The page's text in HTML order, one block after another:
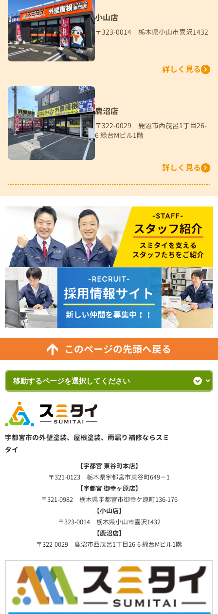
小山店
〒323-0014 栃木県小山市喜沢1432
詳しく見る
鹿沼店
〒322-0029 鹿沼市西茂呂1丁目26-
6 緑台Mビル1階
詳しく見る
このページの先頭へ戻る
宇都宮市の外壁塗装、屋根塗装、雨漏り補修ならスミ
タイ
【宇都宮 東谷町本店】
〒321-0123 栃木県宇都宮市東谷町649－1
【宇都宮 御幸ヶ原店】
〒321-0982 栃木県宇都宮市御幸ケ原町136-176
【小山店】
〒323-0014 栃木県小山市喜沢1432
【鹿沼店】
〒322-0029 鹿沼市西茂呂1丁目26-6 緑台Mビル1階